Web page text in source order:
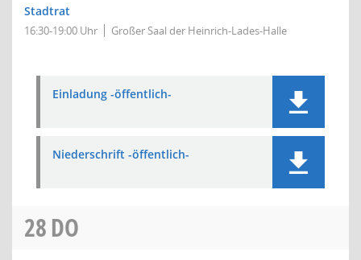
Stadtrat
16:30-19:00 Uhr Großer Saal der Heinrich-Lades-Halle
Einladung -öffentlich-
Niederschrift -öffentlich-
28DO